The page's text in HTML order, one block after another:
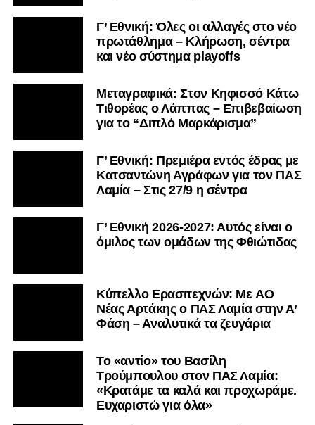
Γ’ Εθνική: Όλες οι αλλαγές στο νέο
πρωτάθλημα – Κλήρωση, σέντρα
και νέο σύστημα playoffs
Μεταγραφικά: Στον Κηφισσό Κάτω
Τιθορέας ο Λάππας – Επιβεβαίωση
για το “Διπλό Μαρκάρισμα”
Γ’ Εθνική: Πρεμιέρα εντός έδρας με
Κατσαντώνη Αγράφων για τον ΠΑΣ
Λαμία – Στις 27/9 η σέντρα
Γ’ Εθνική 2026-2027: Αυτός είναι ο
όμιλος των ομάδων της Φθιώτιδας
Kύπελλο Ερασιτεχνών: Με AO
Nέας Αρτάκης ο ΠΑΣ Λαμία στην Α’
Φάση – Αναλυτικά τα ζευγάρια
Το «αντίο» του Βασίλη
Τρούμπουλου στον ΠΑΣ Λαμία:
«Κρατάμε τα καλά και προχωράμε.
Ευχαριστώ για όλα»